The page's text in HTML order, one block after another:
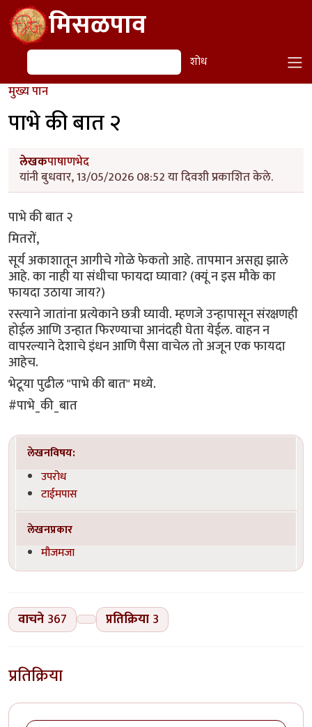
Skip to main contentमिसळपाव
शोध शोध
मुख्य पान
पाभे की बात २
लेखकपाषाणभेद
यांनी बुधवार, 13/05/2026 08:52 या दिवशी प्रकाशित केले.
पाभे की बात २
मितरों,
सूर्य अकाशातून आगीचे गोळे फेकतो आहे. तापमान असह्य झाले
आहे. का नाही या संधीचा फायदा घ्यावा? (क्यूं न इस मौके का
फायदा उठाया जाय?)
रस्त्याने जातांना प्रत्येकाने छत्री घ्यावी. म्हणजे उन्हापासून संरक्षणही
होईल आणि उन्हात फिरण्याचा आनंदही घेता येईल. वाहन न
वापरल्याने देशाचे इंधन आणि पैसा वाचेल तो अजून एक फायदा
आहेच.
भेटूया पुढील "पाभे की बात" मध्ये.
#पाभे_की_बात
लेखनविषय:
उपरोध
टाईमपास
लेखनप्रकार
मौजमजा
वाचने 367 प्रतिक्रिया 3
प्रतिक्रिया